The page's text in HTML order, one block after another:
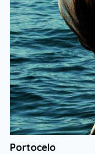
Portocelo